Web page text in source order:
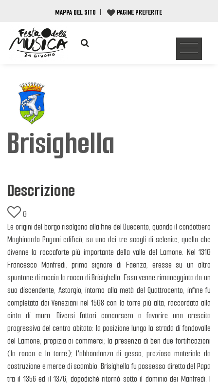
MAPPA DEL SITO | PAGINE PREFERITE
Brisighella
Descrizione
0
Le origini del borgo risalgono alla fine del Duecento, quando il condottiero
Maghinardo Pagani edificò, su uno dei tre scogli di selenite, quella che
divenne la roccaforte più importante della valle del Lamone. Nel 1310
Francesco Manfredi, primo signore di Faenza, eresse su un altro
spuntone di roccia la rocca di Brisighella. Essa venne rimaneggiata da un
suo discendente, Astorgio, intorno alla metà del Quattrocento, infine fu
completata dai Veneziani nel 1508 con la torre più alta, raccordata alla
cinta di mura. Diversi fattori concorsero a favorire una crescita
progressiva del centro abitato: la posizione lungo la strada di fondovalle
del Lamone, propizia ai commerci; la presenza di ben due fortificazioni
(la rocca e la torre); l'abbondanza di gesso, prezioso materiale da
costruzione e merce di scambio. Brisighella fu possesso diretto del Papa
tra il 1356 ed il 1376, dopodiché ritornò sotto il dominio dei Manfredi. I